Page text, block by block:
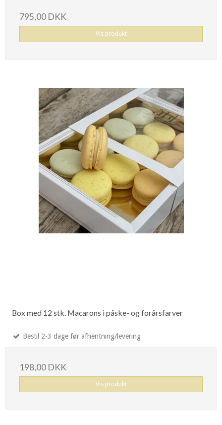
795,00 DKK
Vis produkt
Box med 12 stk. Macarons i påske- og forårsfarver
Bestil 2-3 dage før afhentning/levering
198,00 DKK
Vis produkt